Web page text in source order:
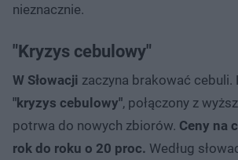
nieznacznie.
"Kryzys cebulowy"
W Słowacji zaczyna brakować cebuli.
"kryzys cebulowy", połączony z
potrwa do nowych zbiorów. Ceny na
rok do roku o 20 proc. Według